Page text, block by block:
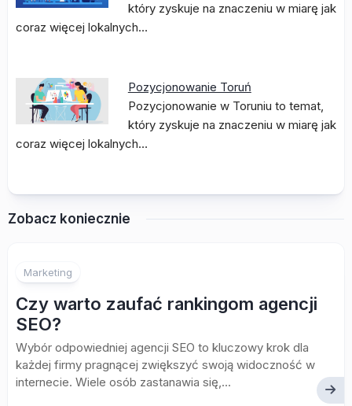
który zyskuje na znaczeniu w miarę jak
coraz więcej lokalnych…
Pozycjonowanie Toruń
Pozycjonowanie w Toruniu to temat,
który zyskuje na znaczeniu w miarę jak
coraz więcej lokalnych…
Zobacz koniecznie
Marketing
Czy warto zaufać rankingom agencji
SEO?
Wybór odpowiedniej agencji SEO to kluczowy krok dla
każdej firmy pragnącej zwiększyć swoją widoczność w
internecie. Wiele osób zastanawia się,...